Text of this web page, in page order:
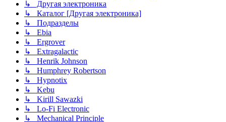
↳ Другая электроника
↳ Каталог [Другая электроника]
↳ Подразделы
↳ Ebia
↳ Ergrover
↳ Extragalactic
↳ Henrik Johnson
↳ Humphrey Robertson
↳ Hypnotix
↳ Kebu
↳ Kirill Sawazki
↳ Lo-Fi Electronic
↳ Mechanical Principle